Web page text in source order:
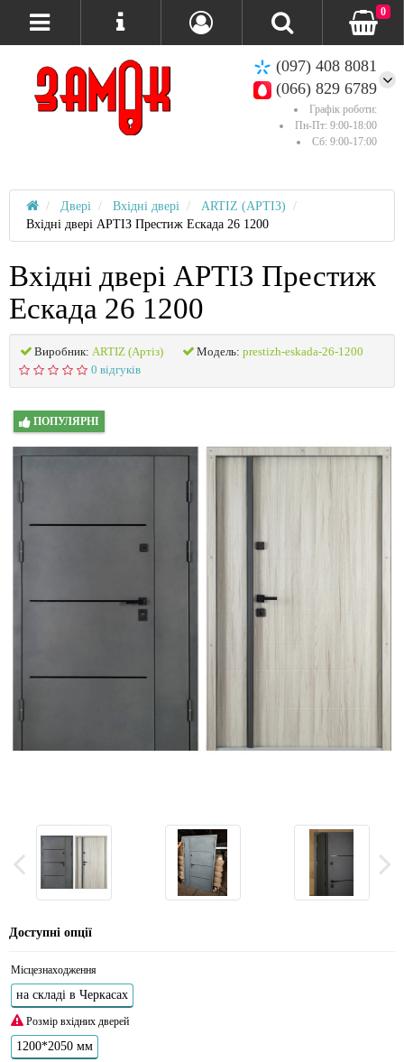
(097) 408 8081
(066) 829 6789
Графік роботи:
Пн-Пт: 9:00-18:00
Сб: 9:00-17:00
0
Двері Вхідні двері
ARTIZ (АРТІЗ)
Вхідні двері АРТІЗ Престиж Ескада 26 1200
Вхідні двері АРТІЗ Престиж
Ескада 26 1200
Виробник: ARTIZ (Артіз) Модель: prestizh-eskada-26-1200
0 відгуків
ПОПУЛЯРНІ
Доступні опції
Місцезнаходження
на складі в Черкасах
Розмір вхідних дверей
1200*2050 мм